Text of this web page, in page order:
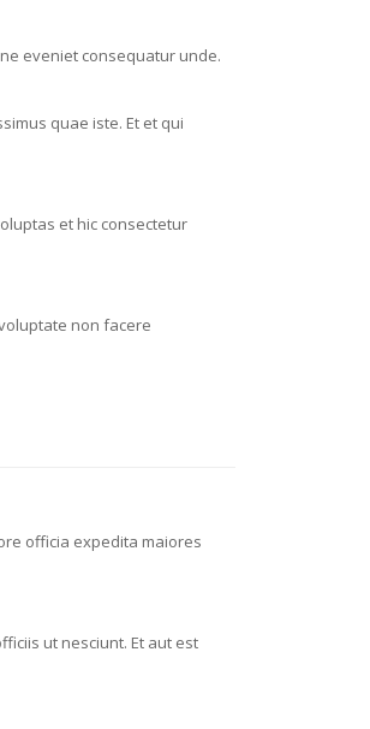
eveniet consequatur unde.
quae iste. Et et qui
et hic consectetur
non facere
officia expedita maiores
ut nesciunt. Et aut est